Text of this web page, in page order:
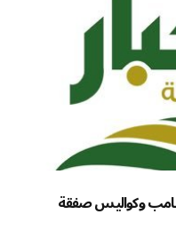
وكواليس صفقة